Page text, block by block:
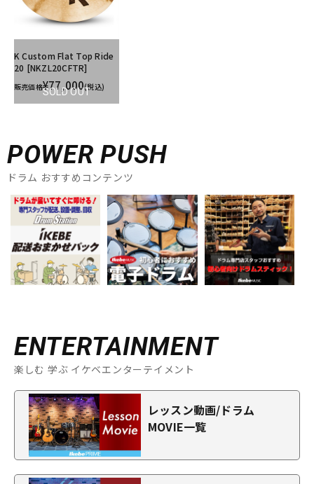
SOLD OUT
K Custom Flat Top Ride
20 [NKZL20CFTR]
販売価格¥77,000(税込)
POWER PUSH
ドラム おすすめコンテンツ
ENTERTAINMENT
楽しむ 学ぶ イケベエンターテイメント
レッスン動画/ドラム
MOVIE一覧